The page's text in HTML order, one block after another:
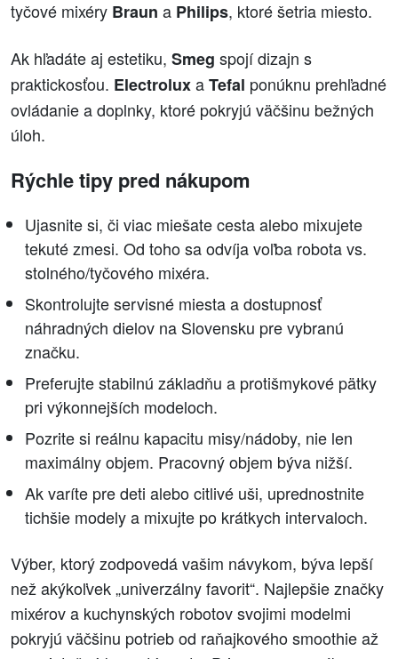
tyčové mixéry Braun a Philips, ktoré šetria miesto.
Ak hľadáte aj estetiku, Smeg spojí dizajn s
praktickosťou. ElectroluxaTefal ponúknu prehľadné
ovládanie a doplnky, ktoré pokryjú väčšinu bežných
úloh.
Rýchle tipy pred nákupom
Ujasnite si, či viac miešate cesta alebo mixujete
tekuté zmesi. Od toho sa odvíja voľba robota vs.
stolného/tyčového mixéra.
Skontrolujte servisné miesta a dostupnosť
náhradných dielov na Slovensku pre vybranú
značku.
Preferujte stabilnú základňu a protišmykové pätky
pri výkonnejších modeloch.
Pozrite si reálnu kapacitu misy/nádoby, nie len
maximálny objem. Pracovný objem býva nižší.
Ak varíte pre deti alebo citlivé uši, uprednostnite
tichšie modely a mixujte po krátkych intervaloch.
Výber, ktorý zodpovedá vašim návykom, býva lepší
než akýkoľvek „univerzálny favorit“. Najlepšie značky
mixérov a kuchynských robotov svojimi modelmi
pokryjú väčšinu potrieb od raňajkového smoothie až